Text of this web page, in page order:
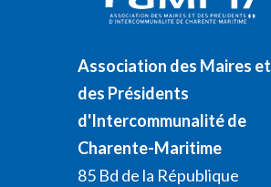
Association des Maires et
des Présidents
d'Intercommunalité de
Charente-Maritime
85 Bd de la République